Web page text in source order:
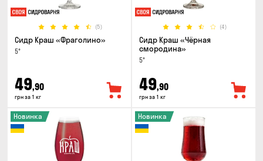
(5)
Сидр Краш «Фраголино»
5°
49,90
грн за 1 кг
(4)
Сидр Краш «Чёрная
смородина»
5°
49,90
грн за 1 кг
Новинка Новинка